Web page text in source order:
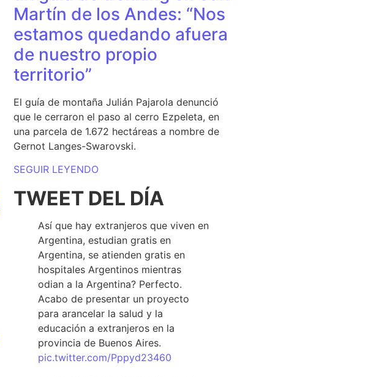
Martín de los Andes: “Nos
estamos quedando afuera
de nuestro propio
territorio”
El guía de montaña Julián Pajarola denunció
que le cerraron el paso al cerro Ezpeleta, en
una parcela de 1.672 hectáreas a nombre de
Gernot Langes-Swarovski.
SEGUIR LEYENDO
TWEET DEL DÍA
Así que hay extranjeros que viven en
Argentina, estudian gratis en
Argentina, se atienden gratis en
hospitales Argentinos mientras
odian a la Argentina? Perfecto.
Acabo de presentar un proyecto
para arancelar la salud y la
educación a extranjeros en la
provincia de Buenos Aires.
pic.twitter.com/Pppyd23460